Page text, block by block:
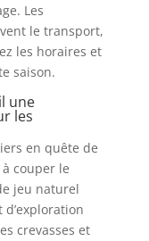
Les
le transport,
les horaires et
saison.
une
les
en quête de
couper le
jeu naturel
crevasses et